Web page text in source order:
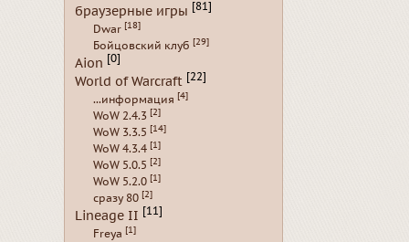
браузерные игры [81]
Dwar [18]
Бойцовский клуб [29]
Aion [0]
World of Warcraft [22]
...информация [4]
WoW 2.4.3 [2]
WoW 3.3.5 [14]
WoW 4.3.4 [1]
WoW 5.0.5 [2]
WoW 5.2.0 [1]
сразу 80 [2]
Lineage II [11]
Freya [1]